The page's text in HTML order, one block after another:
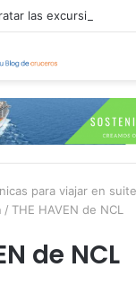
para viajar en
/ THE HAVEN de NCL
de NCL